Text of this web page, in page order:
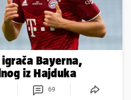
Bayerna,
iz Hajduka
69